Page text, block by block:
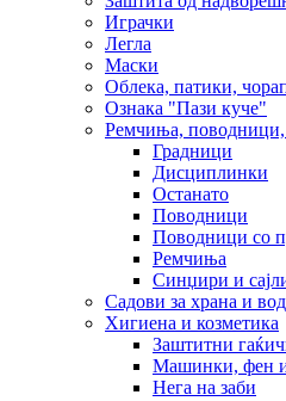
Играчки
Легла
Маски
Облека, патики,
Ознака "Пази куче"
Ремчиња,
Градници
Дисциплинки
Останато
Поводници
Поводници со
Ремчиња
Синџири и
Садови за храна и
Хигиена и козметика
Заштитни
Машинки, фен
Нега на заби